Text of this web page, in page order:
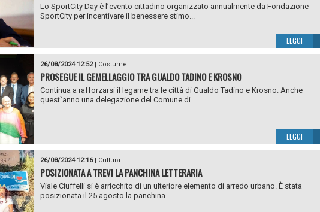
Lo SportCity Day è l’evento cittadino organizzato annualmente da Fondazione
SportCity per incentivare il benessere stimo...
LEGGI
26/08/2024 12:52| Costume
PROSEGUE IL GEMELLAGGIO TRA GUALDO TADINO E KROSNO
Continua a rafforzarsi il legame tra le città di Gualdo Tadino e Krosno. Anche
quest`anno una delegazione del Comune di ...
LEGGI
26/08/2024 12:16| Cultura
POSIZIONATA A TREVI LA PANCHINA LETTERARIA
Viale Ciuffelli si è arricchito di un ulteriore elemento di arredo urbano. È stata
posizionata il 25 agosto la panchina ...